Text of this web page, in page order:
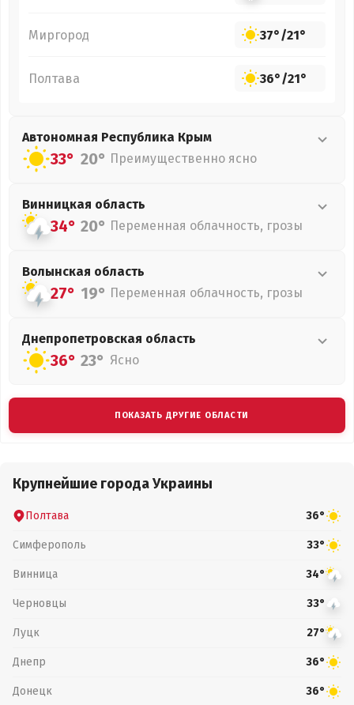
Миргород 37°/21°
Полтава 36°/21°
Автономная Республика Крым
33° 20° Преимущественно ясно
Винницкая область
34° 20° Переменная облачность, грозы
Волынская область
27° 19° Переменная облачность, грозы
Днепропетровская область
36° 23° Ясно
ПОКАЗАТЬ ДРУГИЕ ОБЛАСТИ
Крупнейшие города Украины
Полтава 36°
Симферополь 33°
Винница 34°
Черновцы 33°
Луцк 27°
Днепр 36°
Донецк 36°